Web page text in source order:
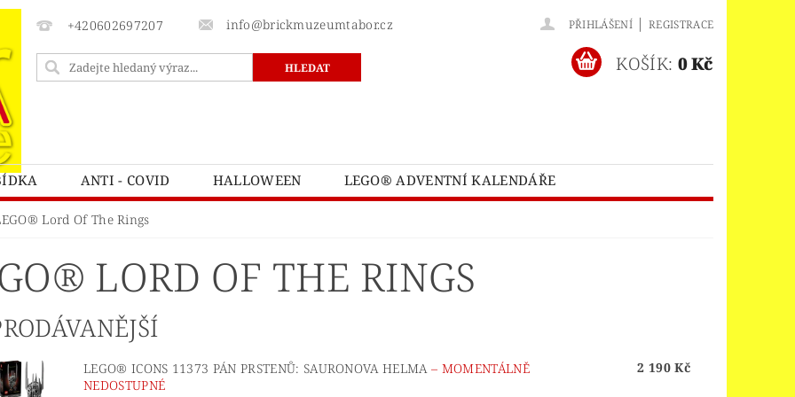
+420602697207 info@brickmuzeumtabor.cz PŘIHLÁŠENÍ | REGISTRACE
KOŠÍK: 0 Kč
ANTI - COVID HALLOWEEN
LEGO® ADVENTNÍ KALENDÁŘE
LEGO® ART
LEGO® CASTLE A KINGDOMS LEGO® CITY LEGO® CLASSIC
LEGO® FRIENDS
POTTER LEGO® HIDDEN SIDE™
LEGO® CHIMA
Lord Of The Rings
LORD OF THE RINGS
LEGO® ICONS 11373 PÁN PRSTENŮ: SAURONOVA HELMA – MOMENTÁLNĚ
NEDOSTUPNÉ
2 190 Kč